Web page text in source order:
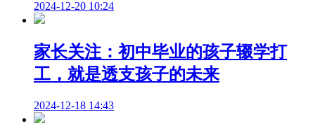
2024-12-20 10:24
家长关注：初中毕业的孩子辍学打
工，就是透支孩子的未来
2024-12-18 14:43